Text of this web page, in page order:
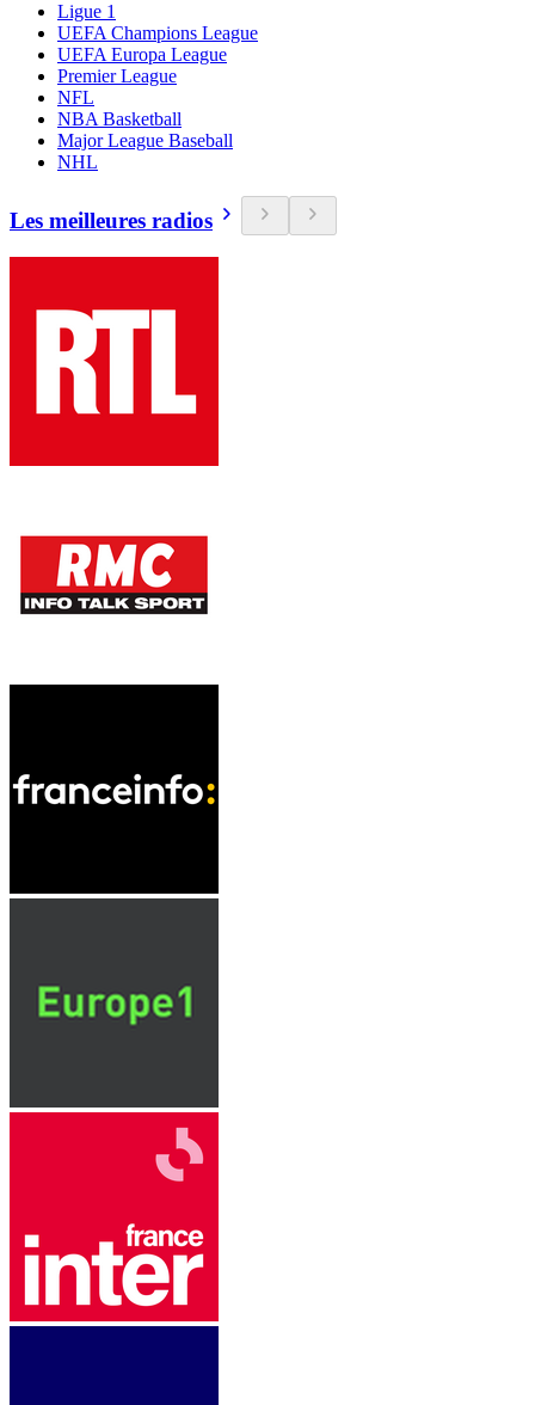
Ligue 1
UEFA Champions League
UEFA Europa League
Premier League
NFL
NBA Basketball
Major League Baseball
NHL
Les meilleures radios